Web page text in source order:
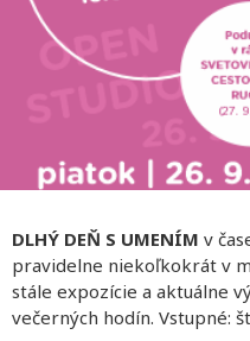
DLHÝ DEŇ S UMENÍM v
pravidelne niekoľkokrát v
stále expozície a aktuálne
večerných hodín. Vstupné: